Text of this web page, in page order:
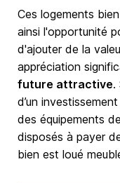
Ces logements
ainsi l'opportunité
d'ajouter de la
appréciation
future attractive.
d’un
des équipements
disposés à payer
bien est loué